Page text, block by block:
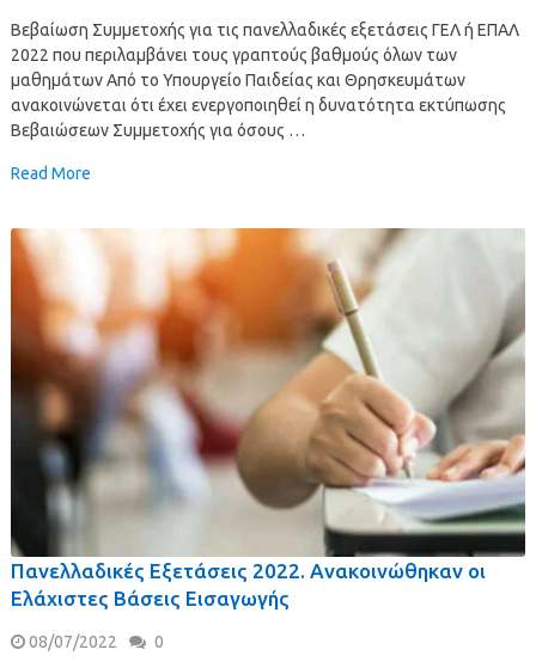
Βεβαίωση Συμμετοχής για τις πανελλαδικές εξετάσεις ΓΕΛ ή ΕΠΑΛ
2022 που περιλαμβάνει τους γραπτούς βαθμούς όλων των
μαθημάτων Από το Υπουργείο Παιδείας και Θρησκευμάτων
ανακοινώνεται ότι έχει ενεργοποιηθεί η δυνατότητα εκτύπωσης
Βεβαιώσεων Συμμετοχής για όσους …
Read More
Πανελλαδικές Εξετάσεις 2022. Ανακοινώθηκαν οι
Ελάχιστες Βάσεις Εισαγωγής
08/07/2022 0